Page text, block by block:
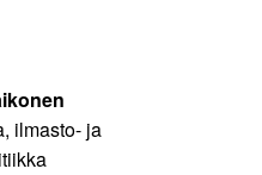
ilmasto- ja